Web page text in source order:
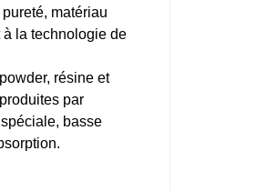
matériau
la technologie de
résine et
par
basse